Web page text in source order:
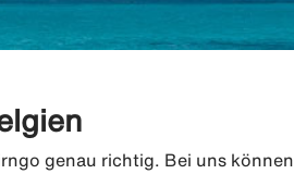
genau richtig. Bei uns können